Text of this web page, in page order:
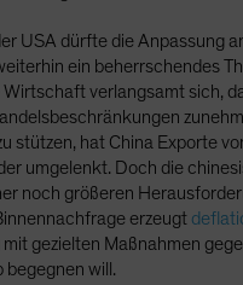
USA dürfte die Anpassung
ein beherrschendes
verlangsamt sich,
stützen, hat China Exporte
umgelenkt. Doch die
noch größeren
erzeugt
gezielten Maßnahmen
will.